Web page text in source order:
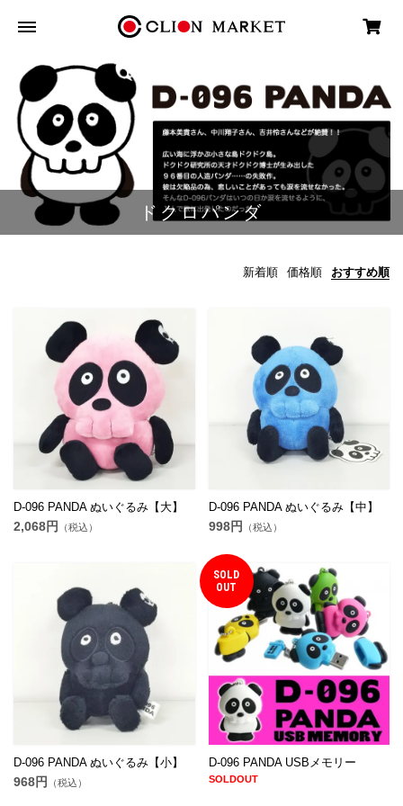
ドクロパンダ
新着順 価格順 おすすめ順
D-096 PANDA ぬいぐるみ【大】
2,068円 （税込）
D-096 PANDA ぬいぐるみ【中】
998円 （税込）
D-096 PANDA ぬいぐるみ【小】
968円 （税込）
SOLD
OUT
D-096 PANDA USBメモリー
SOLDOUT